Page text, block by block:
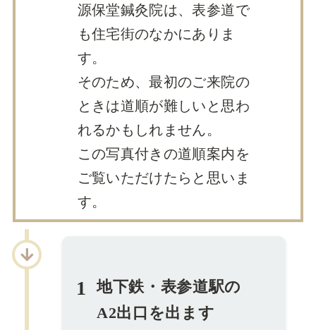
源保堂鍼灸院は、表参道で
も住宅街のなかにありま
す。
そのため、最初のご来院の
ときは道順が難しいと思わ
れるかもしれません。
この写真付きの道順案内を
ご覧いただけたらと思いま
す。
1
地下鉄・表参道駅の
A2出口を出ます